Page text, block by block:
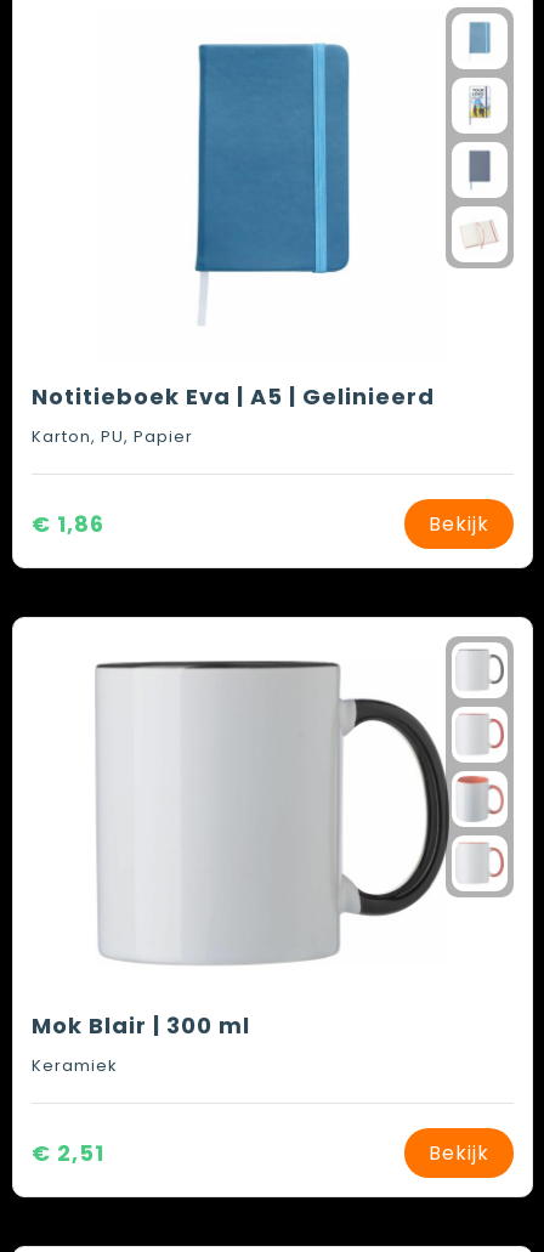
Notitieboek Eva | A5 | Gelinieerd
Karton, PU, Papier
€ 1,86 Bekijk
Mok Blair | 300 ml
Keramiek
€ 2,51 Bekijk